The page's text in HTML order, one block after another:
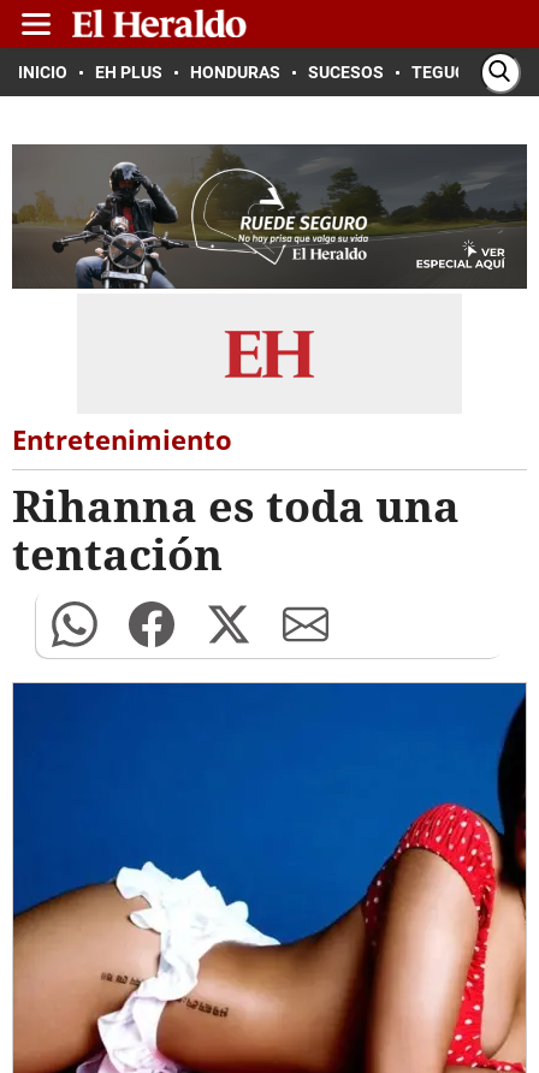
INICIO EH PLUS HONDURAS SUCESOS TEGUCIGALPA
Entretenimiento
Rihanna es toda una
tentación